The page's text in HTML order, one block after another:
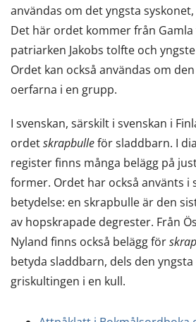
användas om det yngsta
Det här ordet kommer från
patriarken Jakobs tolfte och
Ordet kan också användas om
oerfarna i en grupp.
I svenskan, särskilt i svenskan i
ordetskrapbulleför sladdbarn. I
register finns många belägg på
former. Ordet har också använts i
betydelse: en skrapbulle är den
av hopskrapade degrester. Från
Nyland finns också belägg för
betyda sladdbarn, dels den
griskultingen i en kull.